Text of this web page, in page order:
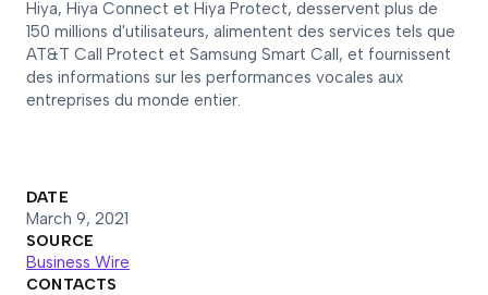
Hiya, Hiya Connect et Hiya Protect, desservent plus de
150 millions d'utilisateurs, alimentent des services tels que
AT&T Call Protect et Samsung Smart Call, et fournissent
des informations sur les performances vocales aux
entreprises du monde entier.
DATE
March 9, 2021
SOURCE
Business Wire
CONTACTS